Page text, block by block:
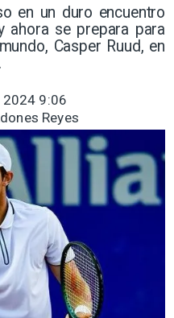
en un duro encuentro
ahora se prepara para
Casper Ruud, en
2024 9:06
Reyes